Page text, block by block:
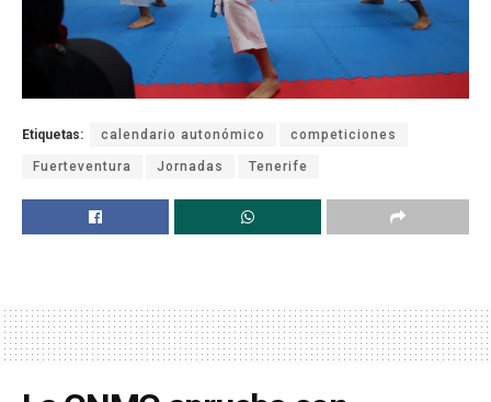
Etiquetas: calendario autonómico competiciones
Fuerteventura Jornadas Tenerife